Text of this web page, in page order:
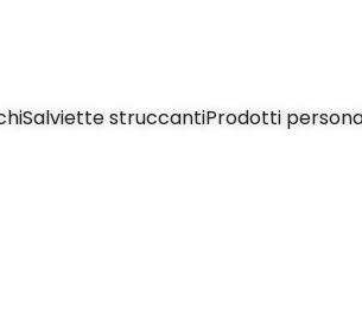
Salviette struccantiProdotti